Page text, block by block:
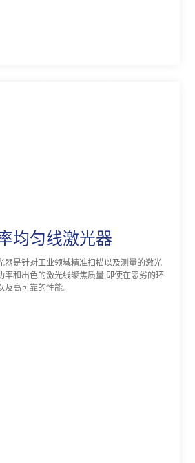
均匀线激光器
器是针对工业领域精准扫描以及测量的激光
率和出色的激光线聚焦质量,即使在恶劣的环
高可靠的性能。